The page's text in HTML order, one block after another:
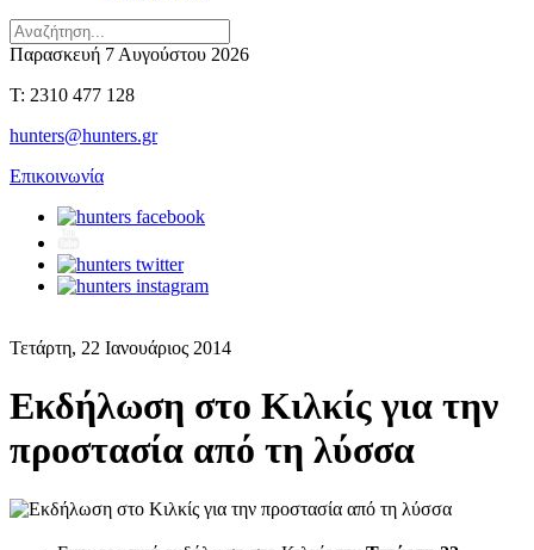
Παρασκευή 7 Αυγούστου 2026
T: 2310 477 128
hunters@hunters.gr
Επικοινωνία
Τετάρτη, 22 Ιανουάριος 2014
Εκδήλωση στο Κιλκίς για την
προστασία από τη λύσσα